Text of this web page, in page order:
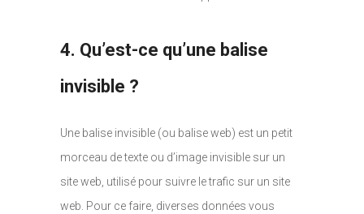
4. Qu’est-ce qu’une balise
invisible ?
Une balise invisible (ou balise web) est un petit
morceau de texte ou d’image invisible sur un
site web, utilisé pour suivre le trafic sur un site
web. Pour ce faire, diverses données vous